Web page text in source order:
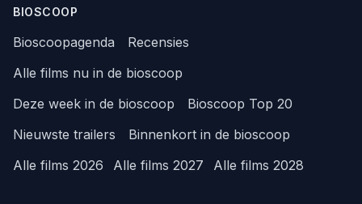
BIOSCOOP
Bioscoopagenda
Recensies
Alle films nu in de bioscoop
Deze week in de bioscoop
Bioscoop Top 20
Nieuwste trailers
Binnenkort in de bioscoop
Alle films 2026
Alle films 2027 Alle films 2028